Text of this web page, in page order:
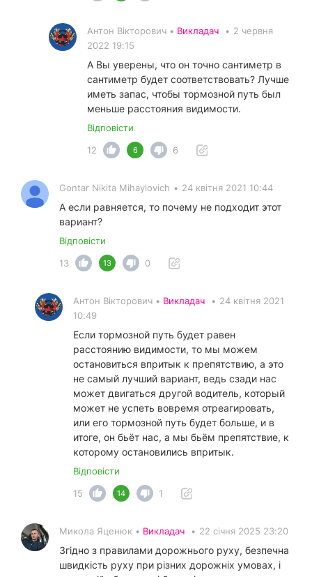
Антон Вікторович • Викладач • 2 червня
2022 19:15
А Вы уверены, что он точно сантиметр в
сантиметр будет соответствовать? Лучше
иметь запас, чтобы тормозной путь был
меньше расстояния видимости.
Відповісти
12
6 6
Gontar Nikita Mihaylovich • 24 квітня 2021 10:44
А если равняется, то почему не подходит этот
вариант?
Відповісти
13
13 0
Антон Вікторович • Викладач • 24 квітня 2021
10:49
Если тормозной путь будет равен
расстоянию видимости, то мы можем
остановиться впритык к препятствию, а это
не самый лучший вариант, ведь сзади нас
может двигаться другой водитель, который
может не успеть вовремя отреагировать,
или его тормозной путь будет больше, и в
итоге, он бьёт нас, а мы бьём препятствие, к
которому остановились впритык.
Відповісти
15
14 1
Микола Яценюк • Викладач • 22 січня 2025 23:20
Згідно з правилами дорожнього руху, безпечна
швидкість руху при різних дорожніх умовах, і